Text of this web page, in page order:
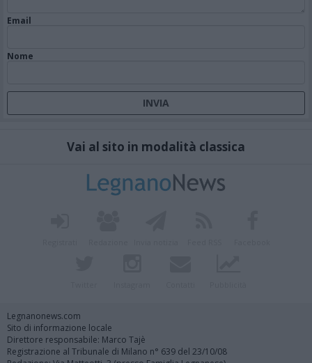
Email
Nome
Vai al sito in modalità classica
Legnanonews.com
Sito di informazione locale
Direttore responsabile: Marco Tajè
Registrazione al Tribunale di Milano n° 639 del 23/10/08